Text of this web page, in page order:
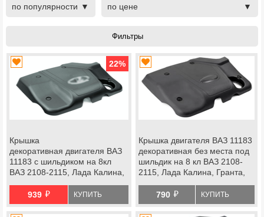
по популярности по цене
22%
Крышка
декоративная двигателя ВАЗ
11183 с шильдиком на 8кл
ВАЗ 2108-2115, Лада Калина,
939 й КУПИТЬ
Крышка двигателя ВАЗ 11183
декоративная без места под
шильдик на 8 кл ВАЗ 2108-
2115, Лада Калина, Гранта,
790 й КУПИТЬ